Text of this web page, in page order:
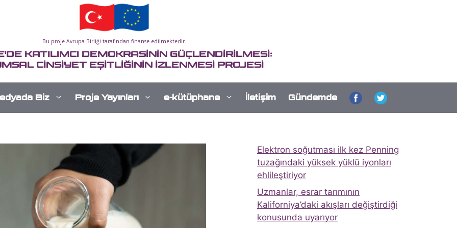
Bu proje Avrupa Birliği tarafından finanse edilmektedir.
KATILIMCI DEMOKRASİNİN GÜÇLENDİRİLMESİ:
CİNSİYET EŞİTLİĞİNİN İZLENMESİ PROJESİ
Biz Proje Yayınları e-kütüphane İletişim Gündemde
Elektron soğutması ilk kez Penning
tuzağındaki yüksek yüklü iyonları
ehlileştiriyor
Uzmanlar, esrar tarımının
Kaliforniya’daki akışları değiştirdiği
konusunda uyarıyor